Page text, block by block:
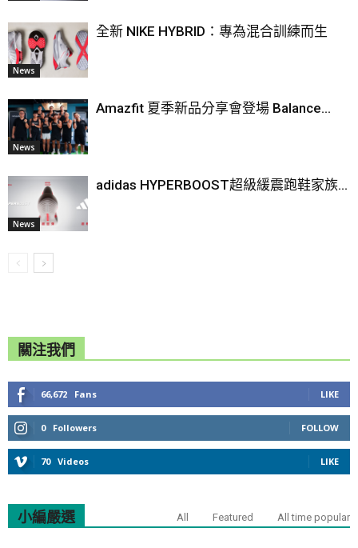
News
全新 NIKE HYBRID：專為混合訓練而生
News
Amazfit 夏季新品分享會登場 Balance...
News
adidas HYPERBOOST超級緩震跑鞋家族...
關注我們
66,672 Fans LIKE
0 Followers FOLLOW
70 Videos LIKE
小編嚴選 All Featured All time popular